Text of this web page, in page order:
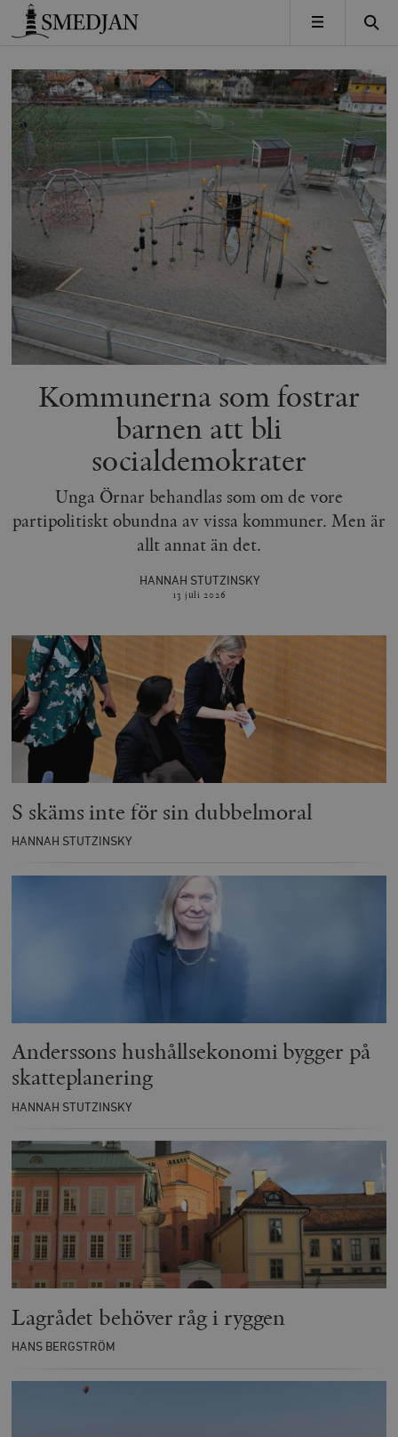
Timbro
MENY
S skäms inte för sin dubbelmoral
HANNAH STUTZINSKY
Anderssons hushållsekonomi bygger på
skatteplanering
HANNAH STUTZINSKY
Kommunerna som fostrar
barnen att bli
socialdemokrater
Unga Örnar behandlas som om de vore
partipolitiskt obundna av vissa kommuner. Men är
allt annat än det.
HANNAH STUTZINSKY
13 juli 2026
Lagrådet behöver råg i ryggen
HANS BERGSTRÖM